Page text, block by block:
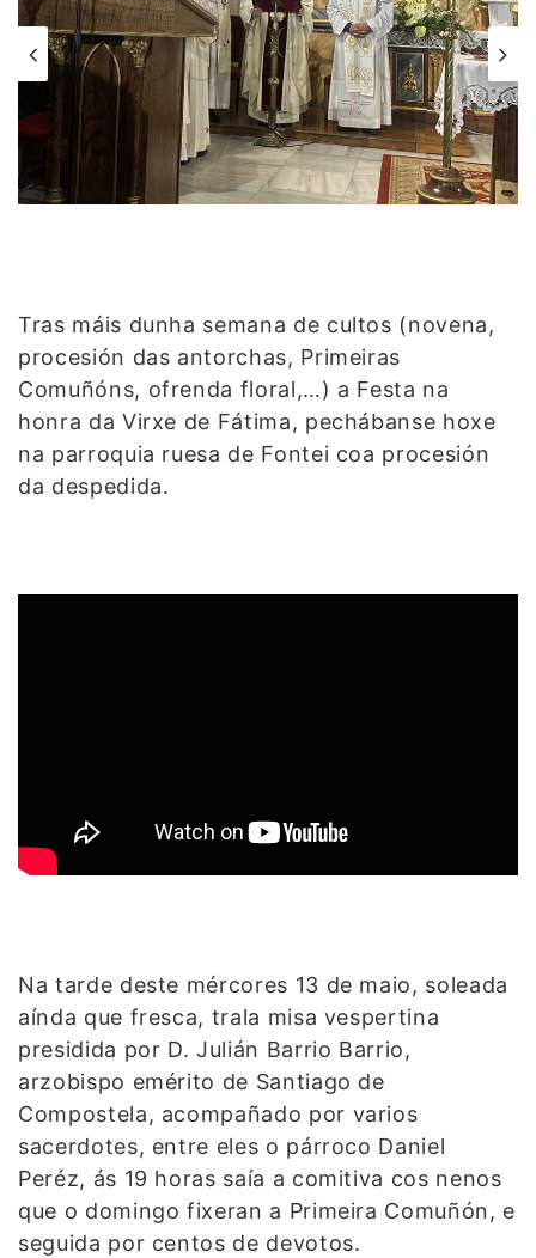
Tras máis dunha semana de cultos (novena,
procesión das antorchas, Primeiras
Comuñóns, ofrenda floral,…) a Festa na
honra da Virxe de Fátima, pechábanse hoxe
na parroquia ruesa de Fontei coa procesión
da despedida.
Na tarde deste mércores 13 de maio, soleada
aínda que fresca, trala misa vespertina
presidida por D. Julián Barrio Barrio,
arzobispo emérito de Santiago de
Compostela, acompañado por varios
sacerdotes, entre eles o párroco Daniel
Peréz, ás 19 horas saía a comitiva cos nenos
que o domingo fixeran a Primeira Comuñón, e
seguida por centos de devotos.